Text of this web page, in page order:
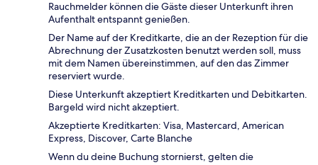
Rauchmelder können die Gäste dieser Unterkunft ihren
Aufenthalt entspannt genießen.
Der Name auf der Kreditkarte, die an der Rezeption für die
Abrechnung der Zusatzkosten benutzt werden soll, muss
mit dem Namen übereinstimmen, auf den das Zimmer
reserviert wurde.
Diese Unterkunft akzeptiert Kreditkarten und Debitkarten.
Bargeld wird nicht akzeptiert.
Akzeptierte Kreditkarten: Visa, Mastercard, American
Express, Discover, Carte Blanche
Wenn du deine Buchung stornierst, gelten die